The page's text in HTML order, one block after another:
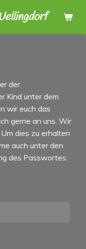
der
Kind unter dem
wir euch das
gerne an uns. Wir
dies zu erhalten
auch unter den
des Passwortes: